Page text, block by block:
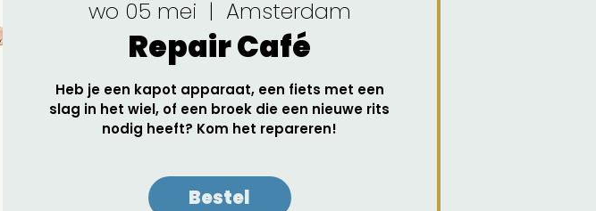
wo 05 mei
  |
Amsterdam
Repair Café
Heb je een kapot apparaat, een fiets met een
slag in het wiel, of een broek die een nieuwe rits
nodig heeft? Kom het repareren!
Bestel